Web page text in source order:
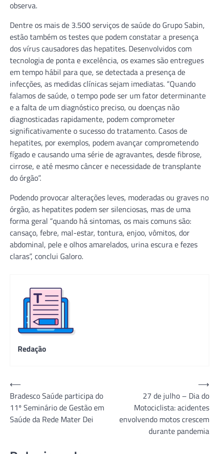
observa.
Dentre os mais de 3.500 serviços de saúde do Grupo Sabin,
estão também os testes que podem constatar a presença
dos vírus causadores das hepatites. Desenvolvidos com
tecnologia de ponta e excelência, os exames são entregues
em tempo hábil para que, se detectada a presença de
infecções, as medidas clínicas sejam imediatas. “Quando
falamos de saúde, o tempo pode ser um fator determinante
e a falta de um diagnóstico preciso, ou doenças não
diagnosticadas rapidamente, podem comprometer
significativamente o sucesso do tratamento. Casos de
hepatites, por exemplos, podem avançar comprometendo
fígado e causando uma série de agravantes, desde fibrose,
cirrose, e até mesmo câncer e necessidade de transplante
do órgão”.
Podendo provocar alterações leves, moderadas ou graves no
órgão, as hepatites podem ser silenciosas, mas de uma
forma geral “quando há sintomas, os mais comuns são:
cansaço, febre, mal-estar, tontura, enjoo, vômitos, dor
abdominal, pele e olhos amarelados, urina escura e fezes
claras”, conclui Galoro.
Redação
Navegação
de
Post
⟵
Bradesco Saúde participa do
11º Seminário de Gestão em
Saúde da Rede Mater Dei
27 de julho – Dia do
Motociclista: acidentes
envolvendo motos crescem
durante pandemia
⟶